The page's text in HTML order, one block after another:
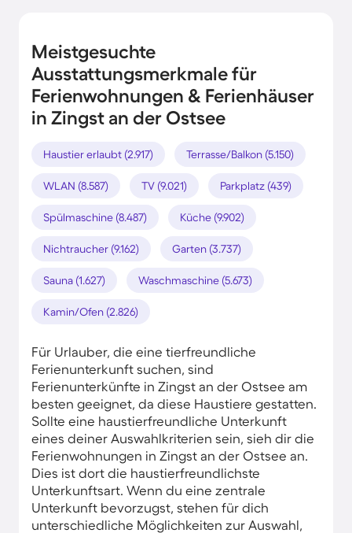
Meistgesuchte
Ausstattungsmerkmale für
Ferienwohnungen & Ferienhäuser
in Zingst an der Ostsee
Haustier erlaubt (2.917) Terrasse/Balkon (5.150)
WLAN (8.587) TV (9.021) Parkplatz (439)
Spülmaschine (8.487) Küche (9.902)
Nichtraucher (9.162) Garten (3.737)
Sauna (1.627) Waschmaschine (5.673)
Kamin/Ofen (2.826)
Für Urlauber, die eine tierfreundliche
Ferienunterkunft suchen, sind
Ferienunterkünfte in Zingst an der Ostsee am
besten geeignet, da diese Haustiere gestatten.
Sollte eine haustierfreundliche Unterkunft
eines deiner Auswahlkriterien sein, sieh dir die
Ferienwohnungen in Zingst an der Ostsee an.
Dies ist dort die haustierfreundlichste
Unterkunftsart. Wenn du eine zentrale
Unterkunft bevorzugst, stehen für dich
unterschiedliche Möglichkeiten zur Auswahl,